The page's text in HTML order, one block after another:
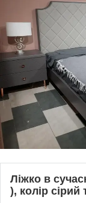
Ліжко в
), колір